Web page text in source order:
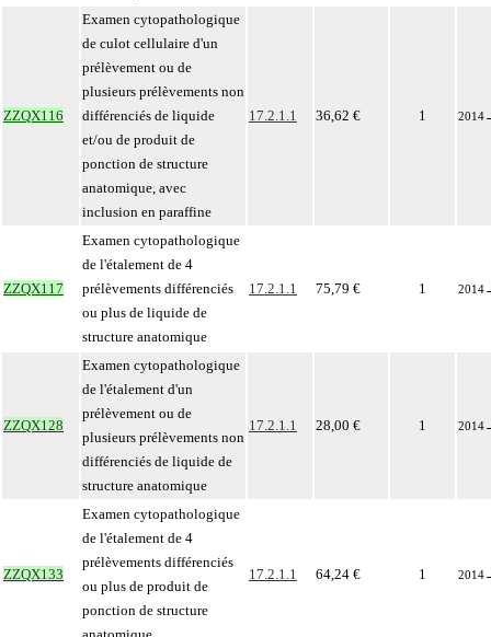
ZZQX116
Examen cytopathologique
de culot cellulaire d'un
prélèvement ou de
plusieurs prélèvements non
différenciés de liquide
et/ou de produit de
ponction de structure
anatomique, avec
inclusion en paraffine
17.2.1.1 36,62 € 1 2014
ZZQX117
Examen cytopathologique
de l'étalement de 4
prélèvements différenciés
ou plus de liquide de
structure anatomique
17.2.1.1 75,79 € 1 2014
ZZQX128
Examen cytopathologique
de l'étalement d'un
prélèvement ou de
plusieurs prélèvements non
différenciés de liquide de
structure anatomique
17.2.1.1 28,00 € 1 2014
ZZQX133
Examen cytopathologique
de l'étalement de 4
prélèvements différenciés
ou plus de produit de
ponction de structure
17.2.1.1 64,24 € 1 2014